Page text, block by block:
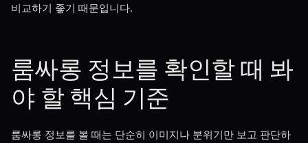
비교하기 좋기 때문입니다.
룸싸롱 정보를 확인할 때 봐
야 할 핵심 기준
룸싸롱 정보를 볼 때는 단순히 이미지나 분위기만 보고 판단하